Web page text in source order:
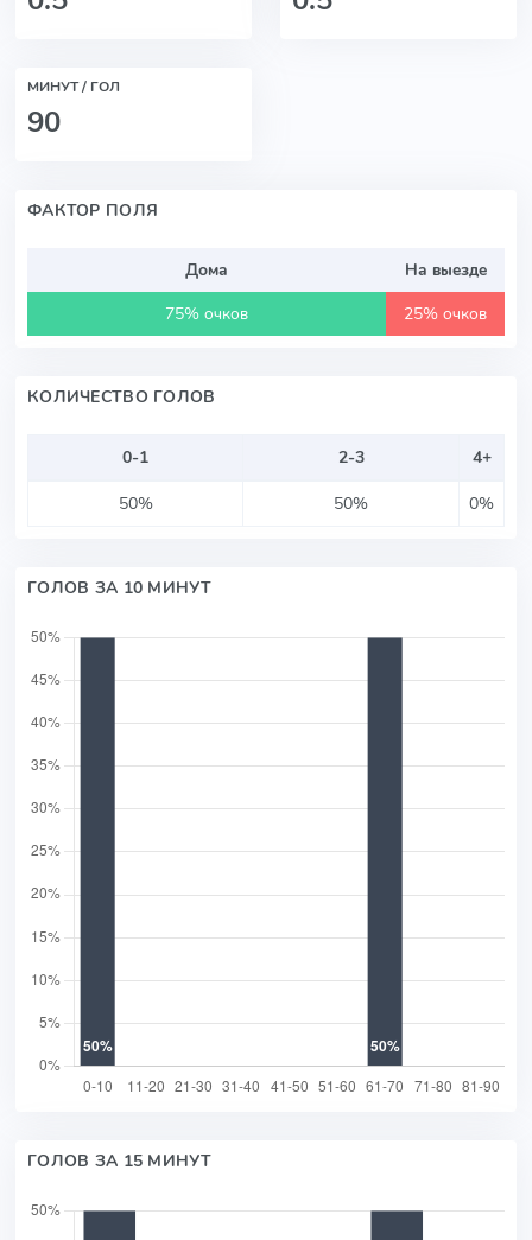
МИНУТ / ГОЛ
90
ФАКТОР ПОЛЯ
Дома
На выезде
75% очков
25% очков
КОЛИЧЕСТВО ГОЛОВ
0-1 2-3
4+
50%
50% 0%
ГОЛОВ ЗА 10 МИНУТ
ГОЛОВ ЗА 15 МИНУТ